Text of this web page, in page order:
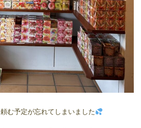
頼む予定が忘れてしまいました